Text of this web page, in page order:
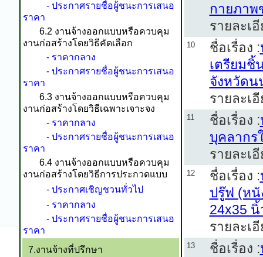
- ประกาศรายชื่อผู้ชนะการเสนอ
ราคา
6.2 งานจ้างออกแบบหรือควบคุม
งานก่อสร้างโดยวิธีคัดเลือก
- ราคากลาง
- ประกาศรายชื่อผู้ชนะการเสนอ
ราคา
6.3 งานจ้างออกแบบหรือควบคุม
งานก่อสร้างโดยวิธีเฉพาะเจาะจง
- ราคากลาง
- ประกาศรายชื่อผู้ชนะการเสนอ
ราคา
6.4 งานจ้างออกแบบหรือควบคุม
งานก่อสร้างโดยวิธีการประกวดแบบ
- ประกาศเชิญชวนทั่วไป
- ราคากลาง
- ประกาศรายชื่อผู้ชนะการเสนอ
ราคา
7.งานจ้างที่ปรึกษา
กายภา
รายละเ
10 ชื่อเรื่อง :
เตรียมชิ้
จังหวัดน
รายละเ
11 ชื่อเรื่อง :
บุคลากร
รายละเ
12 ชื่อเรื่อง :
ปรู๊ฟ (หนั
24x35
รายละเ
13 ชื่อเรื่อง :